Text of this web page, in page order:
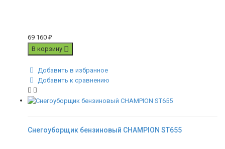
69 160 ₽
В корзину
Добавить в избранное
Добавить к сравнению
Снегоуборщик бензиновый CHAMPION ST655